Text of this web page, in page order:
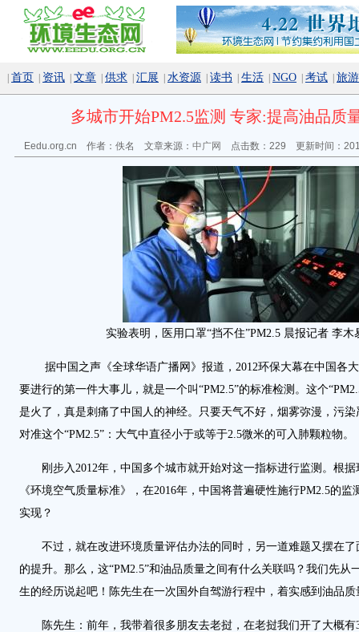
首页 资讯 文章 供求 汇展 水资源 读书 生活 NGO 考试 旅游
多城市开始PM2.5监测 专家:提高油品质
Eedu.org.cn 作者：佚名 文章来源： 中广网 点击数： 229 更新时间：
实验表明，医用口罩“挡不住”PM2.5 晨报记者 李木
据中国之声《全球华语广播网》报道，2012环保大幕在中国各
要进行的第一件大事儿，就是一个叫“PM2.5”的标准检测。这个
是火了，真是刺痛了中国人的神经。只要天气不好，烟雾弥漫，污
对准这个“PM2.5”：大气中直径小于或等于2.5微米的可入肺颗粒物。
刚步入2012年，中国多个城市就开始对这一指标进行监测。根据
《环境空气质量标准》，在2016年，中国将普遍硬性施行PM2.5的
实现？
不过，就在改进环境质量评估办法的同时，另一道难题又摆在了
的提升。那么，这“PM2.5”和油品质量之间有什么关联吗？我们先从
生的经历说起吧！陈先生在一次国外自驾游行程中，着实感到油品
陈先生：前年，我带着很多朋友去老挝，在老挝我们开了大概有